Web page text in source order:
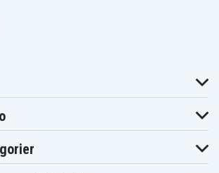
3 65W DOCK - P5Q54AA
3 65W DOCK -
Pro 14 G5 - 66Y84PC
avtakbar arbeidsstasjon-serie